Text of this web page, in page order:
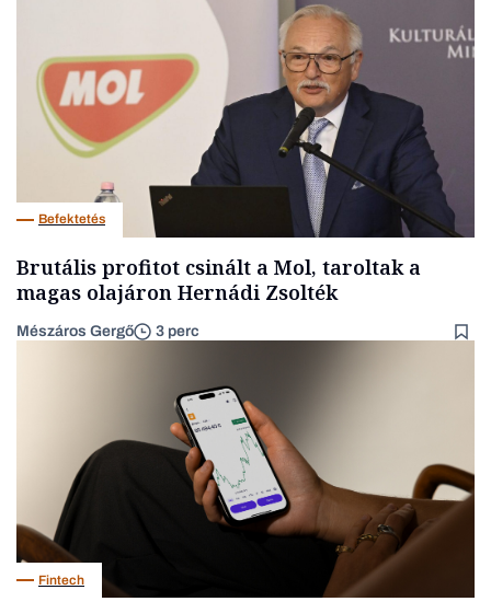
Befektetés
Brutális profitot csinált a Mol, taroltak a
magas olajáron Hernádi Zsolték
Mészáros Gergő 3 perc
Fintech